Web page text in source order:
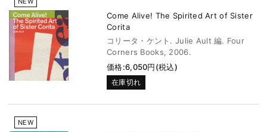
Come Alive! The Spirited Art of Sister
Corita
コリータ・ケント. Julie Ault 編. Four
Corners Books, 2006.
価格:6,050円(税込)
在庫切れ
NEW